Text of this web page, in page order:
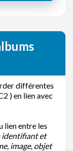
différentes
) en lien avec
lien entre les
identifiant et
image, objet